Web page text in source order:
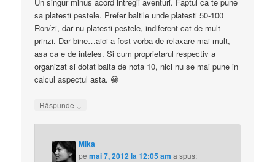
sa platesti pestele. Prefer baltile unde platesti 50-100
Ron/zi, dar nu platesti pestele, indiferent cat de mult
prinzi. Dar bine…aici a fost vorba de relaxare mai mult,
asa ca e de inteles. Si cum proprietarul respectiv a
organizat si dotat balta de nota 10, nici nu se mai pune in
calcul aspectul asta. 😀
Răspunde ↓
Mika
pemai 7, 2012 la 12:05 am a spus: